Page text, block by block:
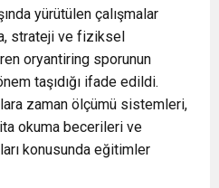
yürütülen çalışmalar
strateji ve fiziksel
oryantiring sporunun
taşıdığı ifade edildi.
zaman ölçümü sistemleri,
okuma becerileri ve
konusunda eğitimler